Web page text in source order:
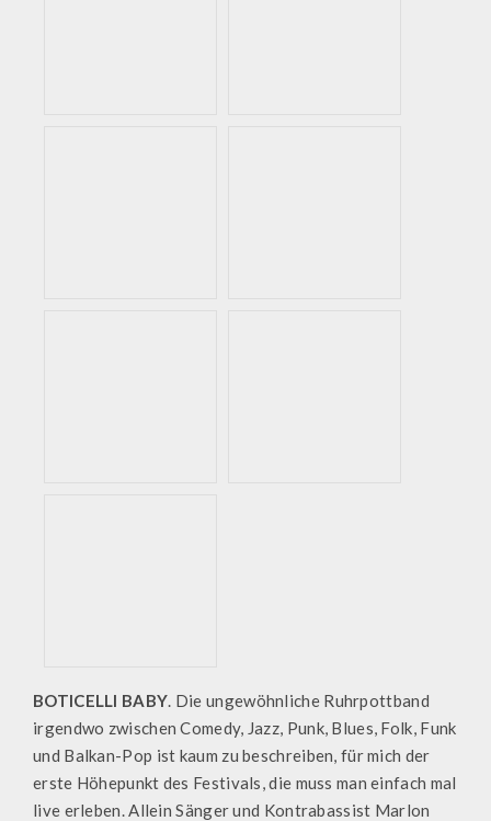
BOTICELLI BABY. Die ungewöhnliche Ruhrpottband
irgendwo zwischen Comedy, Jazz, Punk, Blues, Folk, Funk
und Balkan-Pop ist kaum zu beschreiben, für mich der
erste Höhepunkt des Festivals, die muss man einfach mal
live erleben. Allein Sänger und Kontrabassist Marlon